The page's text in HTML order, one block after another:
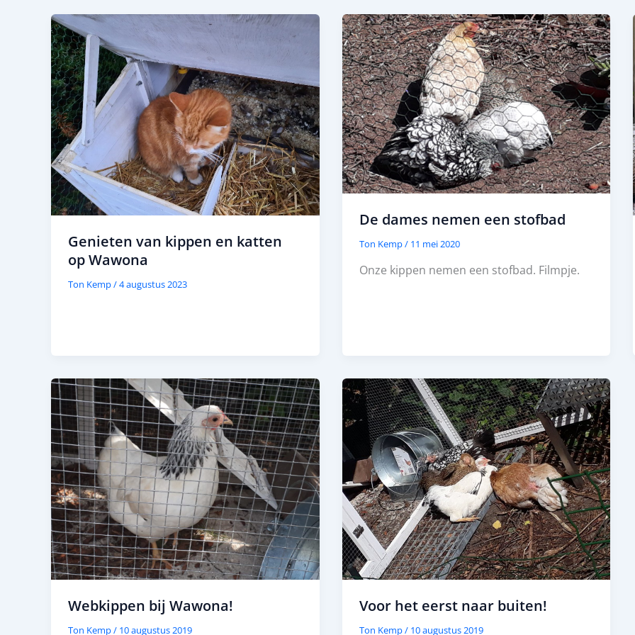
Genieten van kippen en katten
op Wawona
Ton Kemp/4 augustus 2023
De dames nemen een stofbad
Ton Kemp/ 11 mei 2020
Onze kippen nemen een stofbad. Filmpje.
Webkippen bij Wawona!
Ton Kemp/ 10 augustus 2019
Voor het eerst naar buiten!
Ton Kemp/ 10 augustus 2019